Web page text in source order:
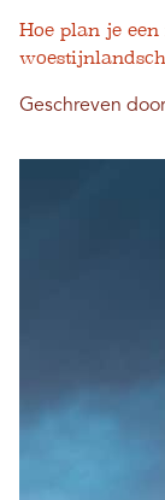
Hoe plan je
Geschreven